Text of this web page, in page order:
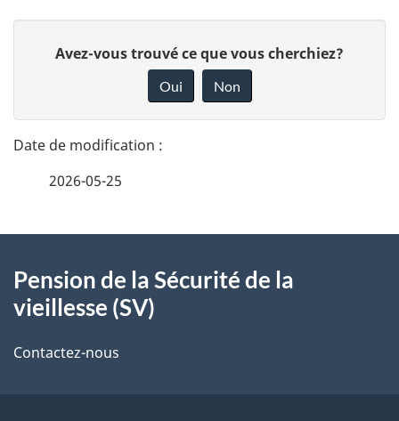
i
t
d
t
a
l
s
d
e
n
o
t
r
r
Avez-vous trouvé ce que vous cherchiez?
Oui Non
2026-05-25
propos
de
ce
Pension de la Sécurité de la
vieillesse (SV)
Contactez-nous